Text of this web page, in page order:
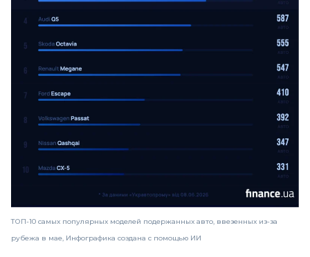
ТОП-10 самых популярных моделей подержанных авто, ввезенных из-за
рубежа в мае, Инфографика создана с помощью ИИ